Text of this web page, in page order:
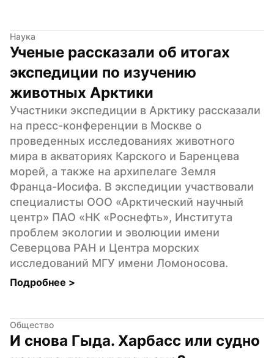
Наука
Ученые рассказали об итогах
экспедиции по изучению
животных Арктики
Участники экспедиции в Арктику рассказали
на пресс-конференции в Москве о
проведенных исследованиях животного
мира в акваториях Карского и Баренцева
морей, а также на архипелаге Земля
Франца-Иосифа. В экспедиции участвовали
специалисты ООО «Арктический научный
центр» ПАО «НК «Роснефть», Института
проблем экологии и эволюции имени
Северцова РАН и Центра морских
исследований МГУ имени Ломоносова.
Подробнее >
Общество
И снова Гыда. Харбасс или судно